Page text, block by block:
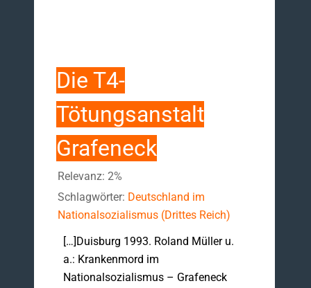
Die T4-
Tötungsanstalt
Grafeneck
Relevanz: 2%
Schlagwörter: Deutschland im
Nationalsozialismus (Drittes Reich)
[…]Duisburg 1993. Roland Müller u.
a.: Krankenmord im
Nationalsozialismus – Grafeneck